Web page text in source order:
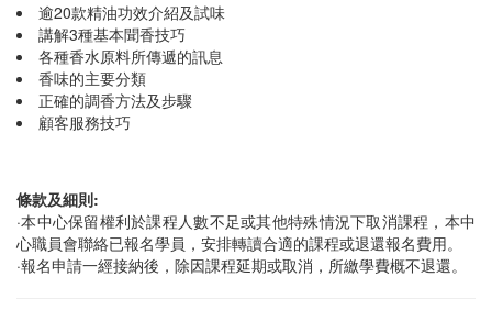
逾20款精油功效介紹及試味
講解3種基本聞香技巧
各種香水原料所傳遞的訊息
香味的主要分類
正確的調香方法及步驟
顧客服務技巧
條款及細則:
·本中心保留權利於課程人數不足或其他特殊情況下取消課程，本中
心職員會聯絡已報名學員，安排轉讀合適的課程或退還報名費用。
·報名申請一經接納後，除因課程延期或取消，所繳學費概不退還。